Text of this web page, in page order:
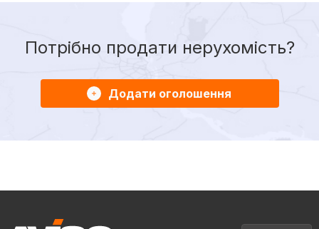
Потрібно продати нерухомість?
Додати оголошення